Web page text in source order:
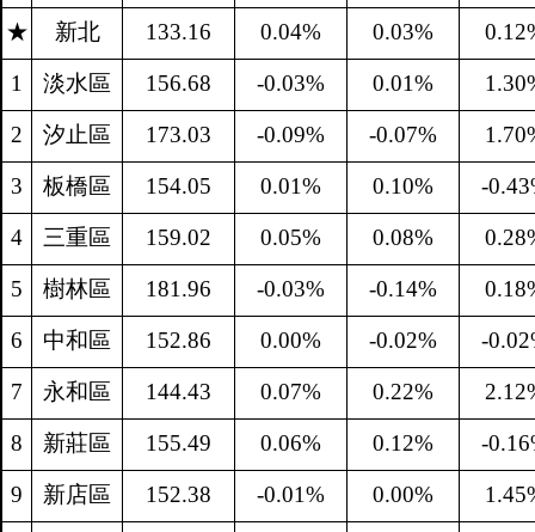
★ 新北 133.16 0.04% 0.03%
1 淡水區 156.68 -0.03% 0.01%
2 汐止區 173.03 -0.09% -0.07%
3 板橋區 154.05 0.01% 0.10% -
4 三重區 159.02 0.05% 0.08%
5 樹林區 181.96 -0.03% -0.14%
6 中和區 152.86 0.00% -0.02% -
7 永和區 144.43 0.07% 0.22%
8 新莊區 155.49 0.06% 0.12% -
9 新店區 152.38 -0.01% 0.00%